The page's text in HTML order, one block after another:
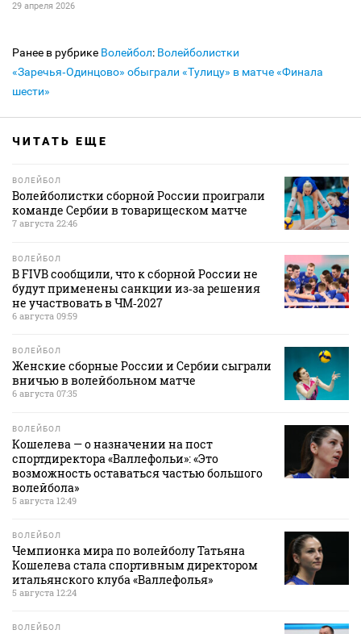
29 апреля 2026
Ранее в рубрике Волейбол: Волейболистки
«Заречья‑Одинцово» обыграли «Тулицу» в матче «Финала
шести»
ЧИТАТЬ ЕЩЕ
ВОЛЕЙБОЛ
Волейболистки сборной России проиграли
команде Сербии в товарищеском матче
7 августа 22:46
ВОЛЕЙБОЛ
В FIVB сообщили, что к сборной России не
будут применены санкции из‑за решения
не участвовать в ЧМ‑2027
6 августа 09:59
ВОЛЕЙБОЛ
Женские сборные России и Сербии сыграли
вничью в волейбольном матче
6 августа 07:35
ВОЛЕЙБОЛ
Кошелева — о назначении на пост
спортдиректора «Валлефольи»: «Это
возможность оставаться частью большого
волейбола»
5 августа 12:49
ВОЛЕЙБОЛ
Чемпионка мира по волейболу Татьяна
Кошелева стала спортивным директором
итальянского клуба «Валлефолья»
5 августа 12:24
ВОЛЕЙБОЛ